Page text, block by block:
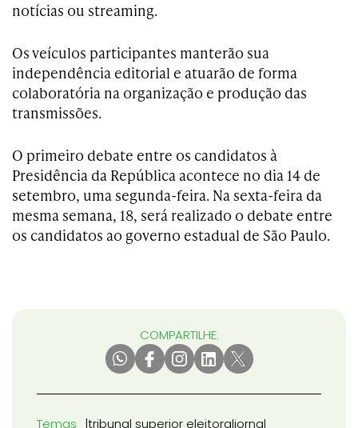
notícias ou streaming.
Os veículos participantes manterão sua
independência editorial e atuarão de forma
colaboratória na organização e produção das
transmissões.
O primeiro debate entre os candidatos à
Presidência da República acontece no dia 14 de
setembro, uma segunda-feira. Na sexta-feira da
mesma semana, 18, será realizado o debate entre
os candidatos ao governo estadual de São Paulo.
COMPARTILHE:
Temas tribunal superior eleitoraljornal